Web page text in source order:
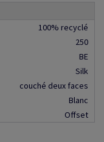
100% recyclé
250
BE
Silk
couché deux faces
Blanc
Offset